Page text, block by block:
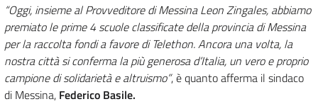
“Oggi, insieme al Provveditore di Messina Leon Zingales, abbiamo
premiato le prime 4 scuole classificate della provincia di Messina
per la raccolta fondi a favore di Telethon. Ancora una volta, la
nostra città si conferma la più generosa d’Italia, un vero e proprio
campione di solidarietà e altruismo”, è quanto afferma il sindaco
di Messina, Federico Basile.